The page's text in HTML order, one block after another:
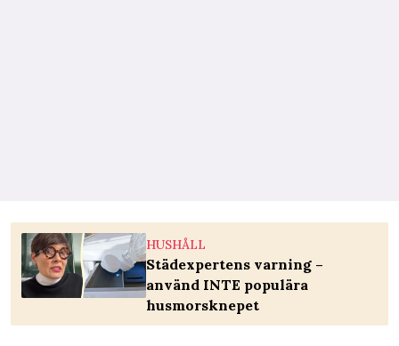
HUSHÅLL
Städexpertens varning –
använd INTE populära
husmorsknepet